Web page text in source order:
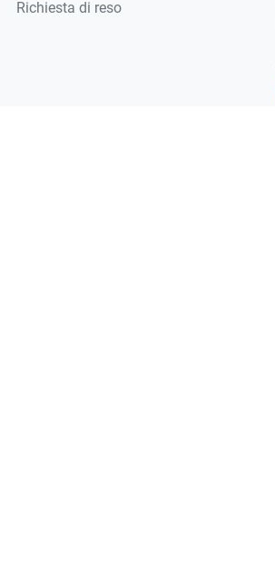
Richiesta di reso